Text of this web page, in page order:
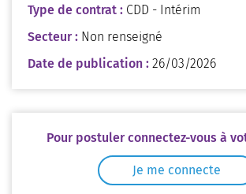
Type de contrat : CDD - Intérim
Secteur : Non renseigné
Date de publication : 26/03/2026
Pour postuler connectez-vous à
Je me connecte